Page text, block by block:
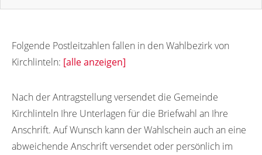
Folgende Postleitzahlen fallen in den Wahlbezirk von
Kirchlinteln: [alle anzeigen]
Nach der Antragstellung versendet die Gemeinde
Kirchlinteln Ihre Unterlagen für die Briefwahl an Ihre
Anschrift. Auf Wunsch kann der Wahlschein auch an eine
abweichende Anschrift versendet oder persönlich im